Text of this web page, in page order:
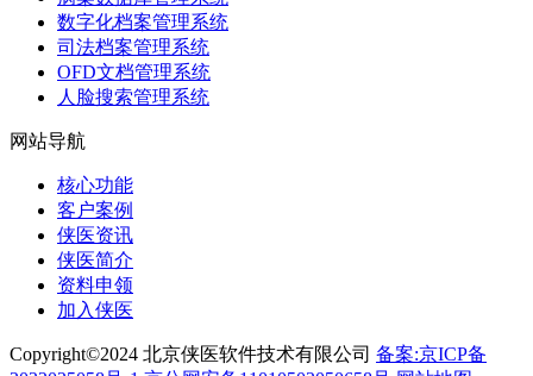
数字化档案管理系统
司法档案管理系统
OFD文档管理系统
人脸搜索管理系统
网站导航
核心功能
客户案例
侠医资讯
侠医简介
资料申领
加入侠医
Copyright©2024 北京侠医软件技术有限公司 备案:京ICP备